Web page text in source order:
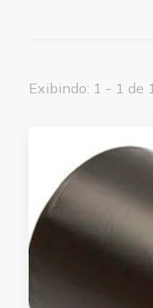
Exibindo: 1 - 1 de